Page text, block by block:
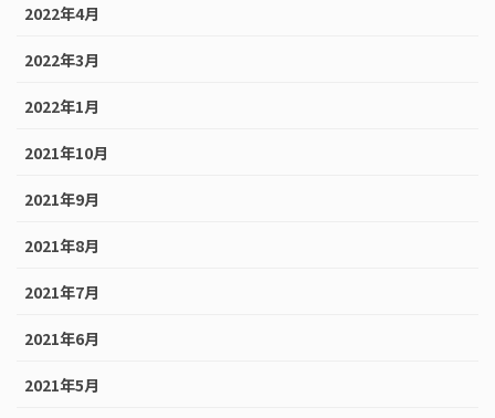
2022年4月
2022年3月
2022年1月
2021年10月
2021年9月
2021年8月
2021年7月
2021年6月
2021年5月